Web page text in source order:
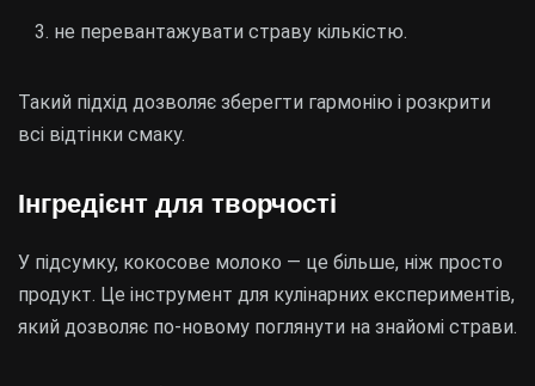
не перевантажувати страву кількістю.
Такий підхід дозволяє зберегти гармонію і розкрити
всі відтінки смаку.
Інгредієнт для творчості
У підсумку, кокосове молоко — це більше, ніж просто
продукт. Це інструмент для кулінарних експериментів,
який дозволяє по-новому поглянути на знайомі страви.